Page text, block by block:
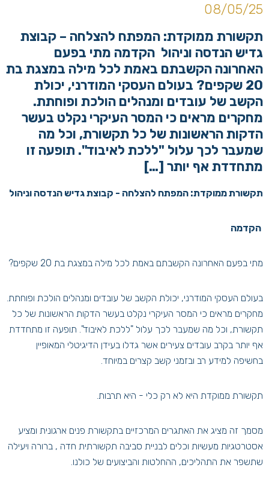
08/05/25
תקשורת ממוקדת: המפתח להצלחה – קבוצת
גדיש הנדסה וניהול הקדמה מתי בפעם
האחרונה הקשבתם באמת לכל מילה במצגת בת
20 שקפים? בעולם העסקי המודרני, יכולת
הקשב של עובדים ומנהלים הולכת ופוחתת.
מחקרים מראים כי המסר העיקרי נקלט בעשר
הדקות הראשונות של כל תקשורת, וכל מה
שמעבר לכך עלול "ללכת לאיבוד". תופעה זו
מתחדדת אף יותר […]
תקשורת ממוקדת: המפתח להצלחה - קבוצת גדיש הנדסה וניהול
הקדמה
מתי בפעם האחרונה הקשבתם באמת לכל מילה במצגת בת 20 שקפים?
בעולם העסקי המודרני, יכולת הקשב של עובדים ומנהלים הולכת ופוחתת.
מחקרים מראים כי המסר העיקרי נקלט בעשר הדקות הראשונות של כל
תקשורת, וכל מה שמעבר לכך עלול "ללכת לאיבוד". תופעה זו מתחדדת
אף יותר בקרב עובדים צעירים אשר גדלו בעידן הדיגיטלי המאופיין
בחשיפה למידע רב ובזמני קשב קצרים במיוחד.
תקשורת ממוקדת היא לא רק כלי - היא תרבות.
מסמך זה מציג את האתגרים המרכזיים בתקשורת פנים ארגונית ומציע
אסטרטגיות מעשיות וכלים לבניית סביבה תקשורתית חדה , ברורה ויעילה
שתשפר את התהליכים, ההחלטות והביצועים של כולנו.